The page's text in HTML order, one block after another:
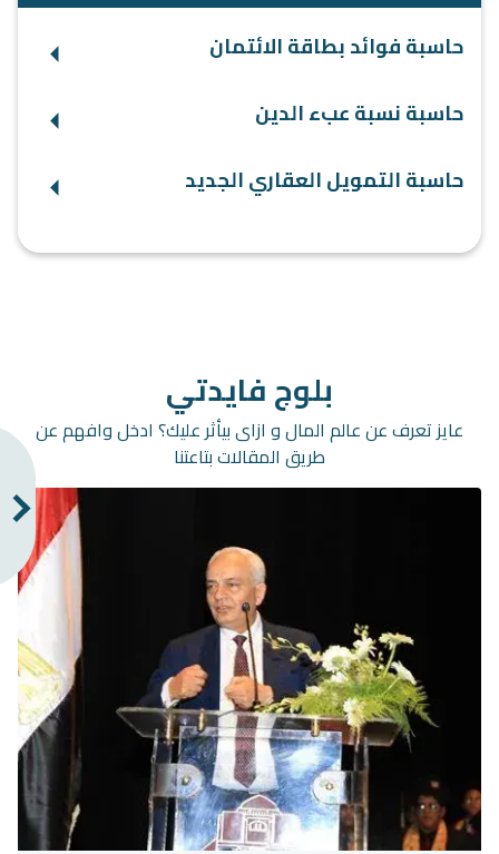
حاسبة فوائد بطاقة الائتمان
حاسبة نسبة عبء الدين
حاسبة التمويل العقاري الجديد
بلوج فايدتي
عايز تعرف عن عالم المال و ازاى بيأثر عليك؟ ادخل وافهم عن
طريق المقالات بتاعتنا